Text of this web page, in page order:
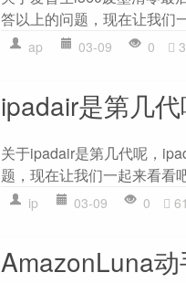
答以上的问题，现在让我们
ap 03-09 0
ipadair是第几代
关于ipadair是第几代呢，
题，现在让我们一起来看看
ip 03-09 0
AmazonLuna